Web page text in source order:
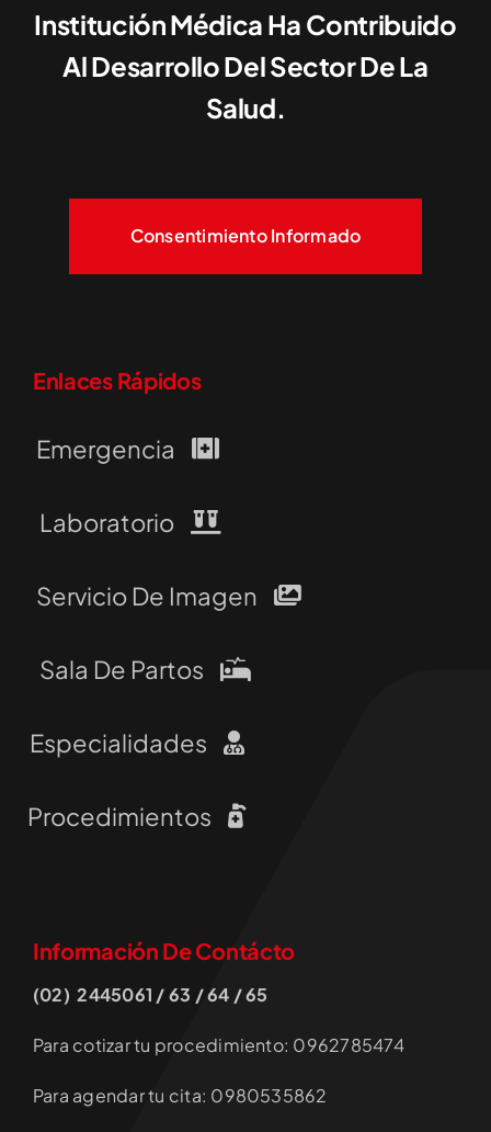
Institución Médica Ha Contribuido
Al Desarrollo Del Sector De La
Salud.
Consentimiento Informado
Enlaces Rápidos
Emergencia
Laboratorio
Servicio De Imagen
Sala De Partos
Especialidades
Procedimientos
Información De Contácto
(02) 2445061 / 63 / 64 / 65
Para cotizar tu procedimiento: 0962785474
Para agendar tu cita: 0980535862